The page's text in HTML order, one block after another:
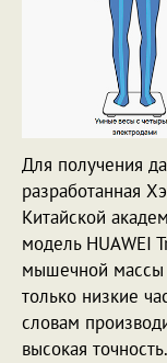
Для получения
разработанная
Китайской
модель HUAWEI
мышечной массы
только низкие
словам
высокая точность.